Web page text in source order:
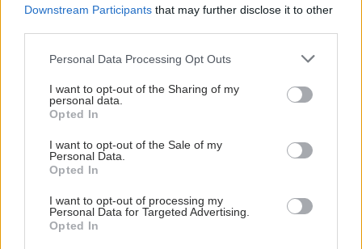
Downstream Participants that may further disclose it to other
Please note that this website/app uses one or more Google
not limited to your visit or usage behaviour. You may click to
grant or deny consent to Google and its third-party tags to
use your data for below specified purposes in below Google
consent section.
Personal Data Processing Opt Outs
I want to opt-out of the Sharing of my
personal data.
Opted In
I want to opt-out of the Sale of my
Personal Data.
Opted In
I want to opt-out of processing my
Personal Data for Targeted Advertising.
Opted In